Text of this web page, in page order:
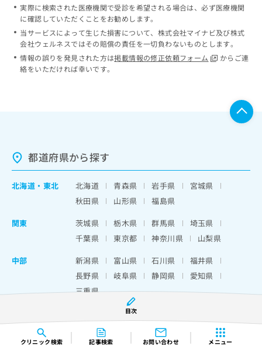
クリニック検索 記事検索 お問い合わせ メニュー
目次
実際に検索された医療機関で受診を希望される場合は、必ず医療機関
に確認していただくことをお勧めします。
当サービスによって生じた損害について、株式会社マイナビ及び株式
会社ウェルネスではその賠償の責任を一切負わないものとします。
情報の誤りを発見された方は掲載情報の修正依頼フォーム
からご連
絡をいただければ幸いです。
都道府県から探す
北海道 ・ 東北 北海道 青森県 岩手県
宮城県
秋田県
山形県
福島県
関東
茨城県 栃木県 群馬県
埼玉県
千葉県
東京都 神奈川県
山梨県
中部
新潟県 富山県 石川県
福井県
長野県
岐阜県 静岡県
愛知県
三重県
京都府
奈良県